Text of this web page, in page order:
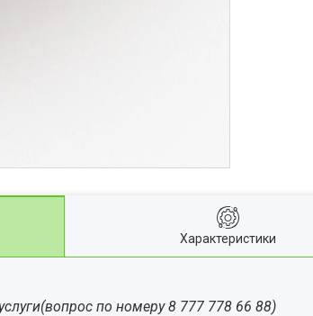
Характеристики
по номеру 8 777 778 66 88)